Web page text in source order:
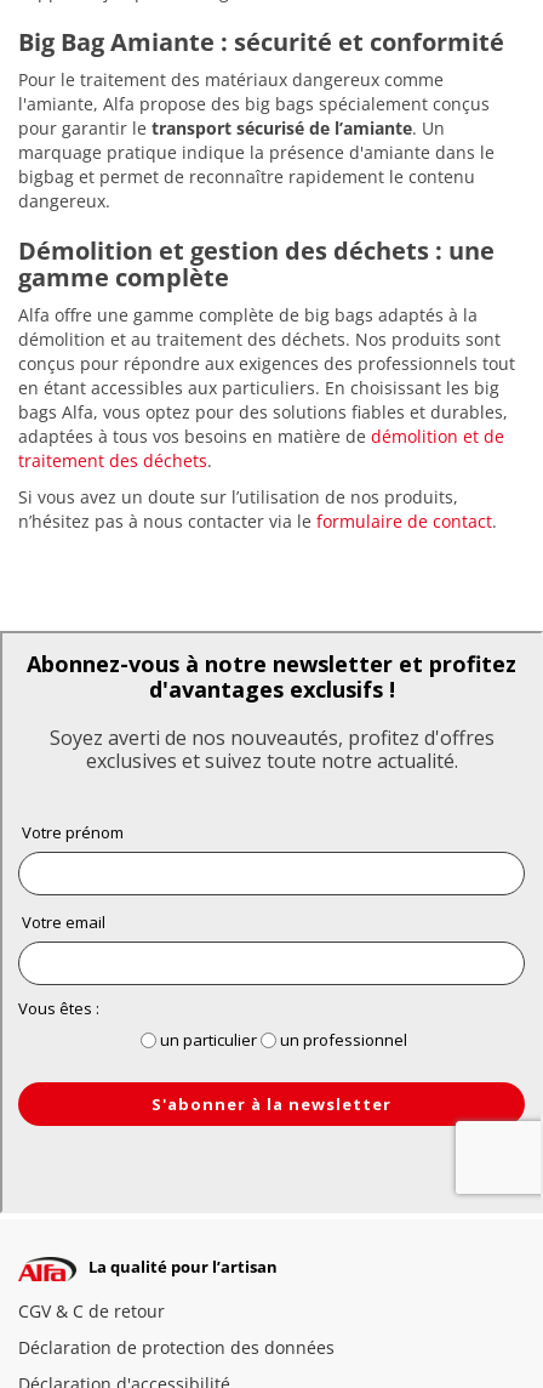
Big Bag Amiante : sécurité et conformité
Pour le traitement des matériaux dangereux comme
l'amiante, Alfa propose des big bags spécialement conçus
pour garantir le transport sécurisé de l’amiante. Un
marquage pratique indique la présence d'amiante dans le
bigbag et permet de reconnaître rapidement le contenu
dangereux.
Démolition et gestion des déchets : une
gamme complète
Alfa offre une gamme complète de big bags adaptés à la
démolition et au traitement des déchets. Nos produits sont
conçus pour répondre aux exigences des professionnels tout
en étant accessibles aux particuliers. En choisissant les big
bags Alfa, vous optez pour des solutions fiables et durables,
adaptées à tous vos besoins en matière de démolition et de
traitement des déchets.
Si vous avez un doute sur l’utilisation de nos produits,
n’hésitez pas à nous contacter via le formulaire de contact.
La qualité pour l’artisan
CGV & C de retour
Déclaration de protection des données
Déclaration d'accessibilité